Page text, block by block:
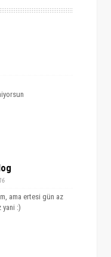
ama ertesi gün az
yani :)